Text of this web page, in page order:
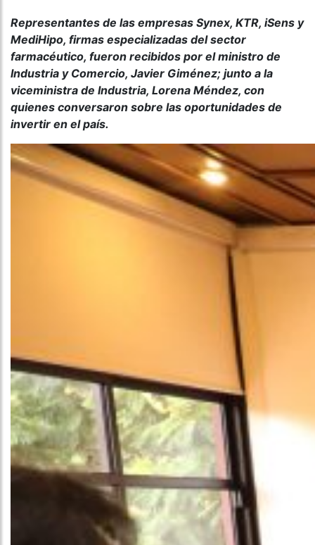
Representantes de las empresas Synex, KTR, iSens y
MediHipo, firmas especializadas del sector
farmacéutico, fueron recibidos por el ministro de
Industria y Comercio, Javier Giménez; junto a la
viceministra de Industria, Lorena Méndez, con
quienes conversaron sobre las oportunidades de
invertir en el país.